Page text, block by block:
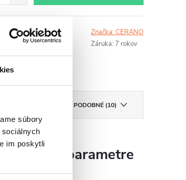
súbory
im poskytli
Tlač Značka:CERANO
Záruka: 7 rokov
PODOBNÉ (10)
Dodatočné parametre